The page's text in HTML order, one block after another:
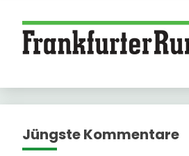
Jüngste Kommentare